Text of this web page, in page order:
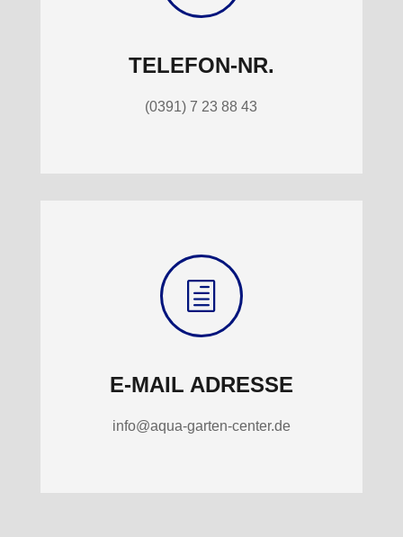
TELEFON-NR.
(0391) 7 23 88 43
h
E-MAIL ADRESSE
info@aqua-garten-center.de